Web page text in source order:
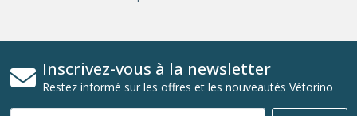
Inscrivez-vous à la newsletter
Restez informé sur les offres et les nouveautés Vétorino